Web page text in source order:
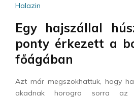
Halazin
Egy hajszállal
ponty érkezett a
főágában
Azt már megszokhattuk, hogy
akadnak horogra sorra az